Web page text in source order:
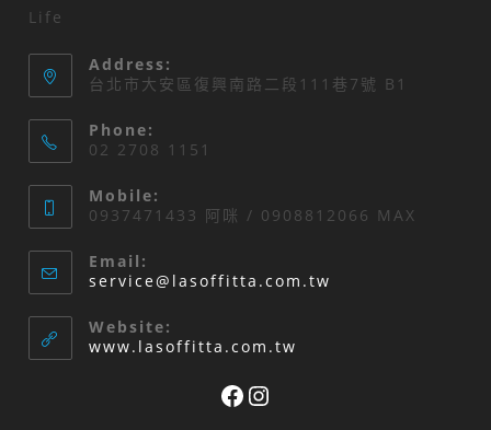
Life
Address:
台北市大安區復興南路二段111巷7號 B1
Phone:
02 2708 1151
Mobile:
0937471433 阿咪 / 0908812066 MAX
Email:
service@lasoffitta.com.tw
Website:
www.lasoffitta.com.tw
Facebook
Instagram